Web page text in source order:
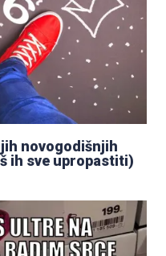
novogodišnjih
ih sve upropastiti)